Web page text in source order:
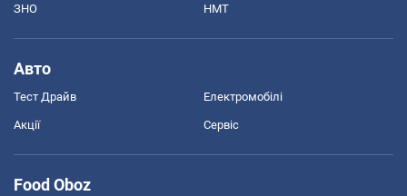
ЗНО НМТ
Авто
Тест Драйв Електромобілі
Акції Сервіс
Food Oboz